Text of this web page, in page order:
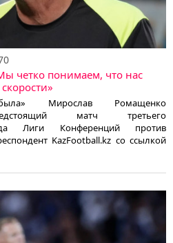
четко понимаем, что нас
Мирослав Ромащенко
матч третьего
Лиги Конференций против
KazFootball.kz со ссылкой